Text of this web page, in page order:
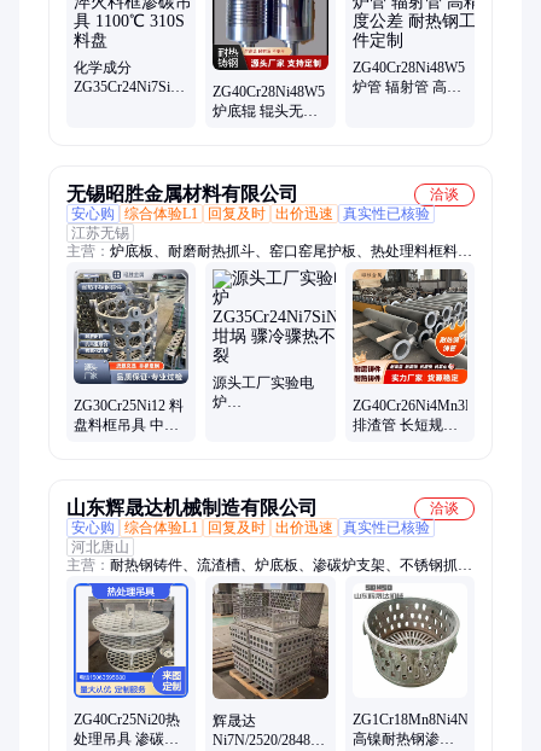
化学成分
ZG35Cr24Ni7SiN
ZG40Cr28Ni48W5
炉底辊 辊头无气
ZG40Cr28Ni48W5
炉管 辐射管 高精
无锡昭胜金属材料有限公司
洽谈
安心购
综合体验L1 回复及时 出价迅速
真实性已核验
江苏无锡
主营： 炉底板、耐磨耐热抓斗、窑口窑尾护板、热处理料框料盘
料架、吊具挂具、铸管、加热炉滑块、垫铁垫块料枕、坩埚渣罐
还原罐、衬板、炉辊辊头辊套
ZG30Cr25Ni12 料
盘料框吊具 中高
源头工厂实验电
炉
ZG40Cr26Ni4Mn3NRe
排渣管 长短规格
山东辉晟达机械制造有限公司
洽谈
安心购
综合体验L1 回复及时 出价迅速
真实性已核验
河北唐山
主营： 耐热钢铸件、流渣槽、炉底板、渗碳炉支架、不锈钢抓
斗、室式电阻炉炉底板、窑口护铁、加热炉梁滑块、干湿熄焦车
罐、步进炉水梁、焦罐衬板、篦冷机篦板、钢厂垫铁、离心铸造
管、顺灰管、高洛合金、合金钢板、锅炉配件、井式炉吊架
ZG40Cr25Ni20热
处理吊具 渗碳淬
辉晟达
Ni7N/2520/2848耐
ZG1Cr18Mn8Ni4N
高镍耐热钢渗碳